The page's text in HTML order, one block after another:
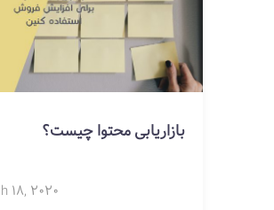
بازاریابی محتوا چیست؟
18, 2020